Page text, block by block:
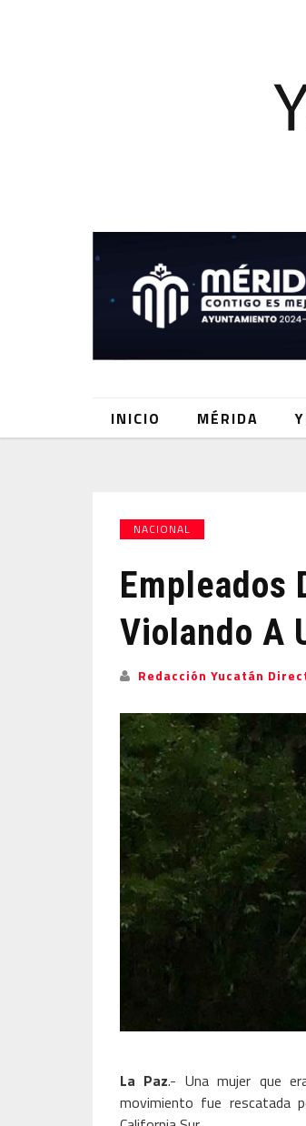
INICIO MÉRIDA
NACIONAL
Empleados
Violando A
Redacción Yucatán
La Paz.- Una mujer que
movimiento fue rescatada